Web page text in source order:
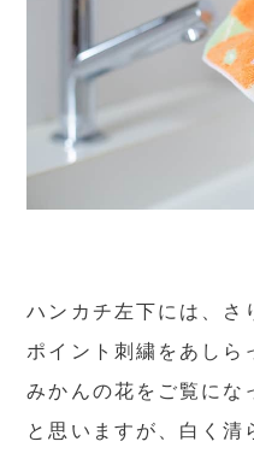
ハンカチ左下には、さ
ポイント刺繍をあしら
みかんの花をご覧にな
と思いますが、白く清